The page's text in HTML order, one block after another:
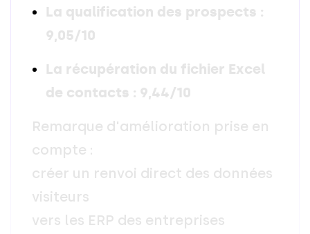
La qualification des prospects :
9,05/10
La récupération du fichier Excel
de contacts : 9,44/10
Remarque d'amélioration prise en
compte :
créer un renvoi direct des données
visiteurs
vers les ERP des entreprises